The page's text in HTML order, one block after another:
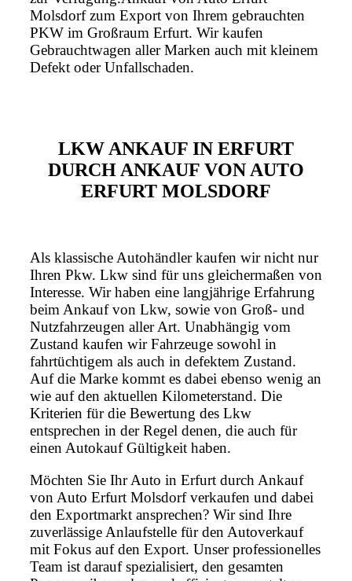
Molsdorf zum Export von Ihrem gebrauchten
PKW im Großraum Erfurt. Wir kaufen
Gebrauchtwagen aller Marken auch mit kleinem
Defekt oder Unfallschaden.
LKW ANKAUF IN ERFURT
DURCH ANKAUF VON AUTO
ERFURT MOLSDORF
Als klassische Autohändler kaufen wir nicht nur
Ihren Pkw. Lkw sind für uns gleichermaßen von
Interesse. Wir haben eine langjährige Erfahrung
beim Ankauf von Lkw, sowie von Groß- und
Nutzfahrzeugen aller Art. Unabhängig vom
Zustand kaufen wir Fahrzeuge sowohl in
fahrtüchtigem als auch in defektem Zustand.
Auf die Marke kommt es dabei ebenso wenig an
wie auf den aktuellen Kilometerstand. Die
Kriterien für die Bewertung des Lkw
entsprechen in der Regel denen, die auch für
einen Autokauf Gültigkeit haben.
Möchten Sie Ihr Auto in Erfurt durch Ankauf
von Auto Erfurt Molsdorf verkaufen und dabei
den Exportmarkt ansprechen? Wir sind Ihre
zuverlässige Anlaufstelle für den Autoverkauf
mit Fokus auf den Export. Unser professionelles
Team ist darauf spezialisiert, den gesamten